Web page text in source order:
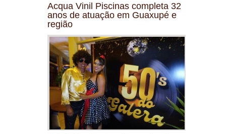
Acqua Vinil Piscinas completa 32
anos de atuação em Guaxupé e
região